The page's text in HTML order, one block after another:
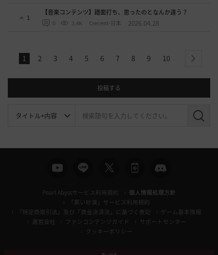
1
【音楽コンテンツ】譜面打ち、思ったのとなんか違う？
0 3.4K Crecent-日本 2026.04.28
1 2 3 4 5 6 7 8 9 10 next
投稿する
検
Pearl Abyssサービス利用規約
個人情報処理方針
「黒い砂漠」サービス利用規約
「特定商取引法」及び「資金決済法」に基づく表記
ゲーム基本情報
運営会社
ファンコンテンツガイド
サポートセンター
クッキーポリシー